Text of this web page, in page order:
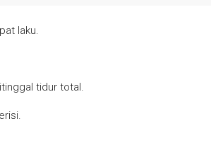
laku.
tidur total.